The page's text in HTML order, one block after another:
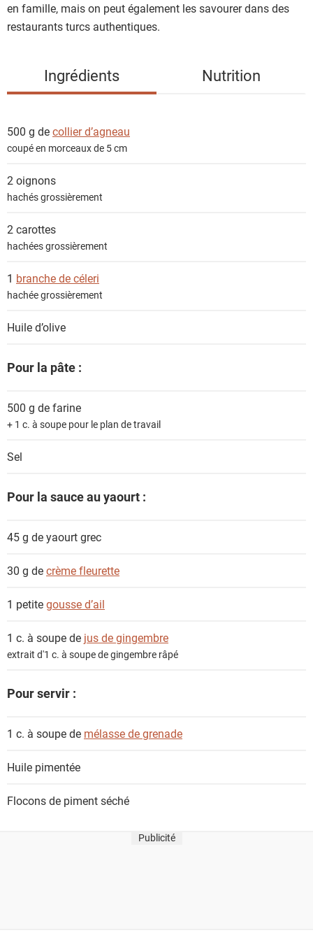
en famille, mais on peut également les savourer dans des
restaurants turcs authentiques.
Ingrédients Nutrition
500 g decollier d’agneau
coupé en morceaux de 5 cm
2 oignons
hachés grossièrement
2 carottes
hachées grossièrement
1 branche de céleri
hachée grossièrement
Huile d’olive
Pour la pâte :
500 g defarine
+ 1 c. à soupe pour le plan de travail
Sel
Pour la sauce au yaourt :
45 g deyaourt grec
30 g decrème fleurette
1 petitegousse d’ail
1 c. à soupe de jus de gingembre
extrait d'1 c. à soupe de gingembre râpé
Pour servir :
1 c. à soupe de mélasse de grenade
Huile pimentée
Flocons de piment séché
Publicité